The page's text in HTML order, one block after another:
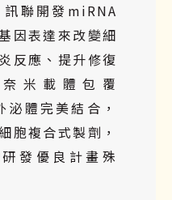
聯開發miRNA
因表達來改變細
反應、提升修復
米載體包覆
體完美結合，
胞複合式製劑，
發優良計畫殊